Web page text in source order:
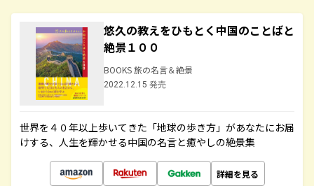
悠久の教えをひもとく中国のことばと
絶景１００
BOOKS 旅の名言＆絶景
2022.12.15 発売
世界を４０年以上歩いてきた「地球の歩き方」があなたにお届
けする、人生を輝かせる中国の名言と癒やしの絶景集
詳細を見る